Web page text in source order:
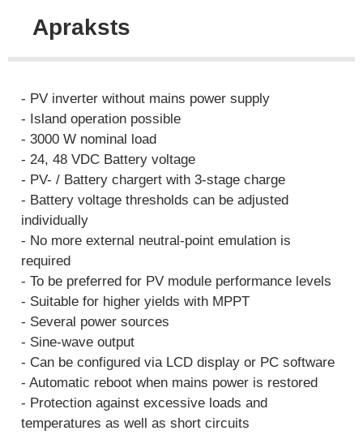
Apraksts
- PV inverter without mains power supply
- Island operation possible
- 3000 W nominal load
- 24, 48 VDC Battery voltage
- PV- / Battery chargert with 3-stage charge
- Battery voltage thresholds can be adjusted
individually
- No more external neutral-point emulation is
required
- To be preferred for PV module performance levels
- Suitable for higher yields with MPPT
- Several power sources
- Sine-wave output
- Can be configured via LCD display or PC software
- Automatic reboot when mains power is restored
- Protection against excessive loads and
temperatures as well as short circuits